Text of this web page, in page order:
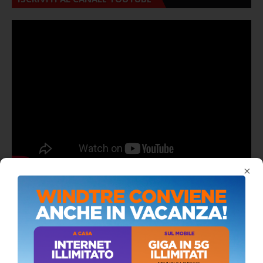
×
ALMANACCO DEL GIORNO